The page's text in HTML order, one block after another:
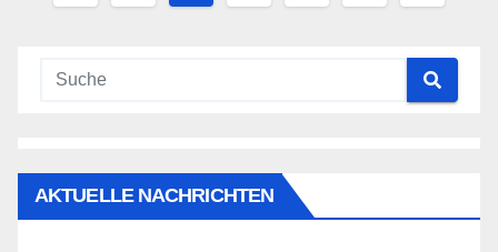
Beiträge
AKTUELLE NACHRICHTEN